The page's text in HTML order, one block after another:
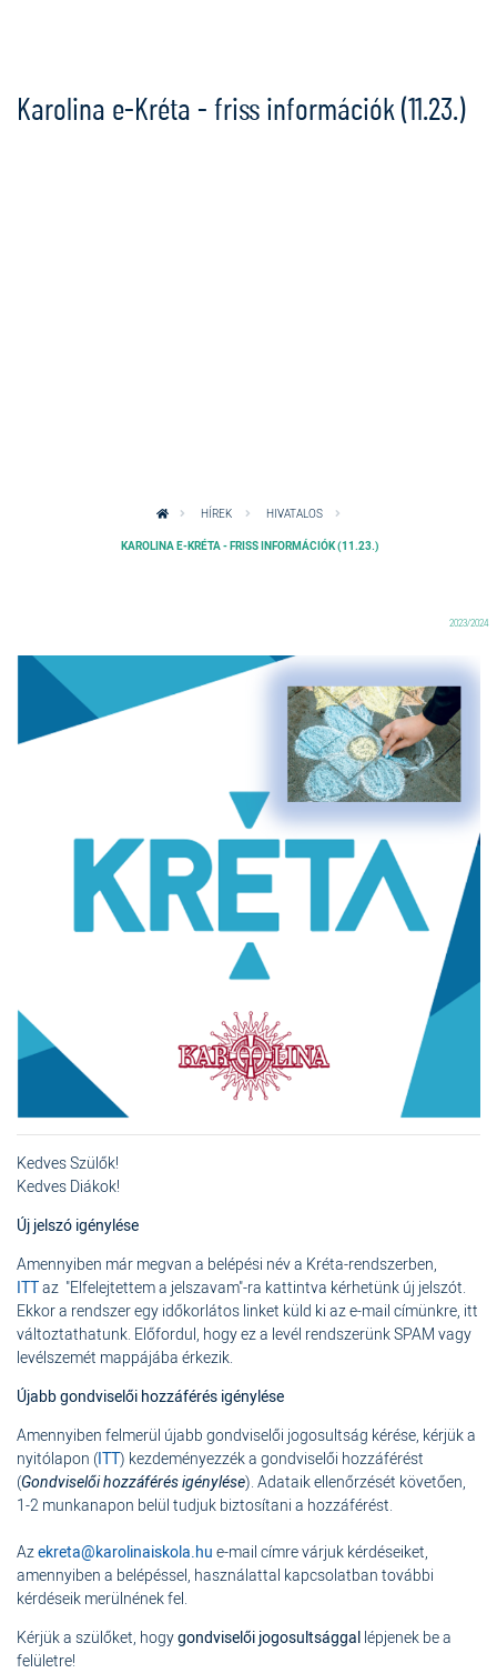
Karolina e-Kréta - friss információk (11.23.)
HÍREK HIVATALOS
KAROLINA E-KRÉTA - FRISS INFORMÁCIÓK (11.23.)
2023/2024
Kedves Szülők!
Kedves Diákok!
Új jelszó igénylése
Amennyiben már megvan a belépési név a Kréta-rendszerben,
ITTaz "Elfelejtettem a jelszavam"-ra kattintva kérhetünk új jelszót.
Ekkor a rendszer egy időkorlátos linket küld ki az e-mail címünkre, itt
változtathatunk. Előfordul, hogy ez a levél rendszerünk SPAM vagy
levélszemét mappájába érkezik.
Újabb gondviselői hozzáférés igénylése
Amennyiben felmerül újabb gondviselői jogosultság kérése, kérjük a
nyitólapon (ITT) kezdeményezzék a gondviselői hozzáférést
(Gondviselői hozzáférés igénylése). Adataik ellenőrzését követően,
1-2 munkanapon belül tudjuk biztosítani a hozzáférést.
Az ekreta@karolinaiskola.hu e-mail címre várjuk kérdéseiket,
amennyiben a belépéssel, használattal kapcsolatban további
kérdéseik merülnének fel.
Kérjük a szülőket, hogygondviselői jogosultsággal lépjenek be a
felületre!